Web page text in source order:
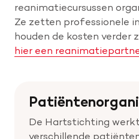
reanimatiecursussen
Ze zetten professionele
houden de kosten verder
hier een
De Hartstichting
verschillende